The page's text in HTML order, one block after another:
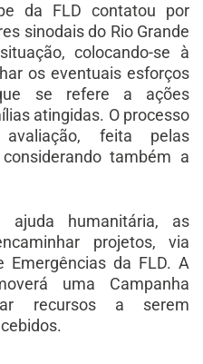
da FLD contatou por
sinodais do Rio Grande
colocando-se à
os eventuais esforços
se refere a ações
atingidas. O processo
feita pelas
também a
humanitária, as
projetos, via
Emergências da FLD. A
uma Campanha
recursos a serem